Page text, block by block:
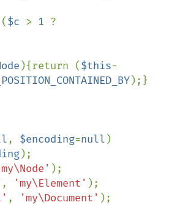
$c > 1
){return ($this-
);}
, $encoding=null )
);
);
, 'my\Element' );
, 'my\Document' );